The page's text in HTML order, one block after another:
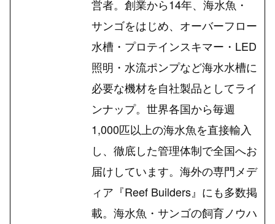
営者。創業から14年、海水魚・
サンゴをはじめ、オーバーフロー
水槽・プロテインスキマー・LED
照明・水流ポンプなど海水水槽に
必要な機材を自社製品としてライ
ンナップ。世界各国から毎週
1,000匹以上の海水魚を直接輸入
し、徹底した管理体制で全国へお
届けしています。海外の専門メデ
ィア『Reef Builders』にも多数掲
載。海水魚・サンゴの飼育ノウハ